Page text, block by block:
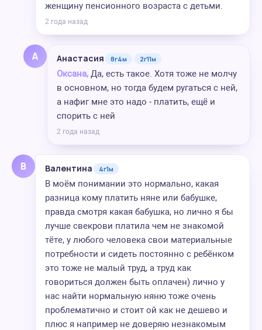
женщину пенсионного возраста с детьми.
2 года назад
А Анастасия 8г4м 2г11м
Оксана, Да, есть такое. Хотя тоже не молчу
в основном, но тогда будем ругаться с ней,
а нафиг мне это надо - платить, ещё и
спорить с ней
2 года назад
В Валентина 4г1м
В моём понимании это нормально, какая
разница кому платить няне или бабушке,
правда смотря какая бабушка, но лично я бы
лучше свекрови платила чем не знакомой
тёте, у любого человека свои материальные
потребности и сидеть постоянно с ребёнком
это тоже не малый труд, а труд как
говориться должен быть оплачен) лично у
нас найти нормальную няню тоже очень
проблематично и стоит ой как не дешево и
плюс я например не доверяю незнакомым